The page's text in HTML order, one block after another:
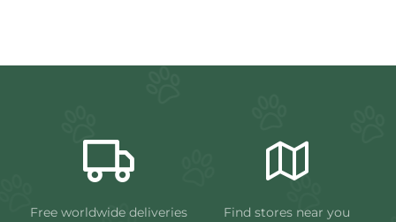
Free worldwide deliveries Find stores near you